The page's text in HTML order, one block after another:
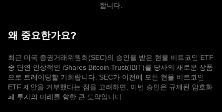
합니다.
왜 중요한가요?
최근 미국 증권거래위원회(SEC)의 승인을 받은 현물 비트코인 ETF
중 단연 인상적인 iShares Bitcoin Trust(IBIT)를 당사의 새로운 상품
으로 트레이딩할 기회랍니다. SEC가 이전에 모든 현물 비트코인
ETF 제안을 거부했다는 점을 고려하면, 이번 승인은 규제된 암호화
폐 투자의 미래를 향한 큰 도약입니다.